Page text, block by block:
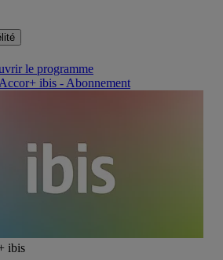
le programme
ibis - Abonnement
ibis